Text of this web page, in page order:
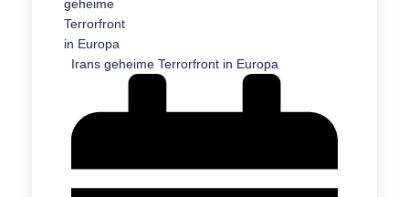
Irans geheime Terrorfront in Europa